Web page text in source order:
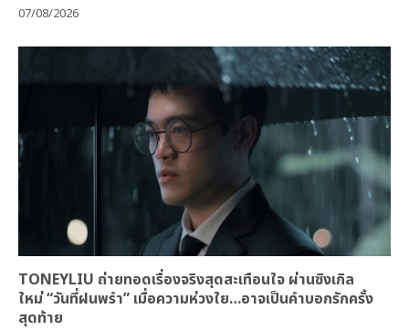
07/08/2026
TONEYLIU ถ่ายทอดเรื่องจริงสุดสะเทือนใจ ผ่านซิงเกิล
ใหม่ “วันที่ฝนพรำ” เมื่อความห่วงใย…อาจเป็นคำบอกรักครั้ง
สุดท้าย